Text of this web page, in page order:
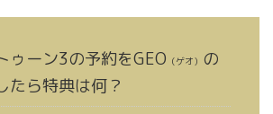
ゥーン3の予約をGEO （ゲオ） の
たら特典は何？